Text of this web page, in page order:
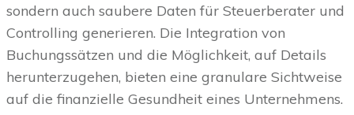
sondern auch saubere Daten für Steuerberater und
Controlling generieren. Die Integration von
Buchungssätzen und die Möglichkeit, auf Details
herunterzugehen, bieten eine granulare Sichtweise
auf die finanzielle Gesundheit eines Unternehmens.